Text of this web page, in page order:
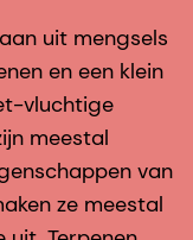
uit mengsels
en een klein
vluchtige
meestal
van
ze meestal